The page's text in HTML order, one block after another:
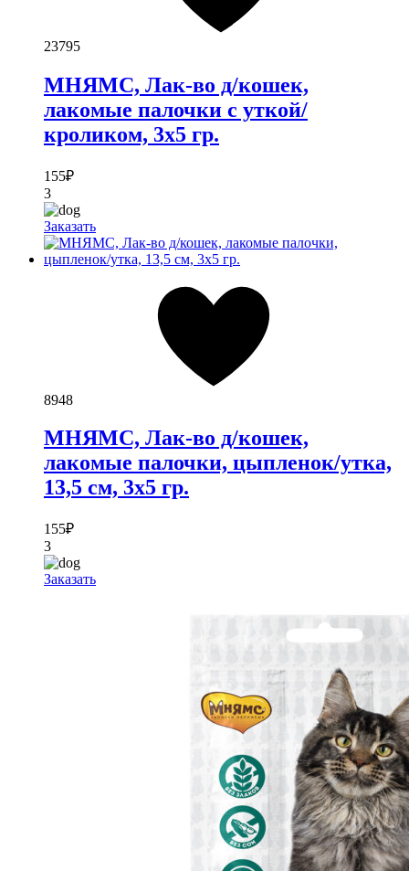
23795
МНЯМС, Лак-во д/кошек,
лакомые палочки с уткой/
кроликом, 3х5 гр.
155₽
3
Заказать
8948
МНЯМС, Лак-во д/кошек,
лакомые палочки, цыпленок/утка,
13,5 см, 3х5 гр.
155₽
3
Заказать